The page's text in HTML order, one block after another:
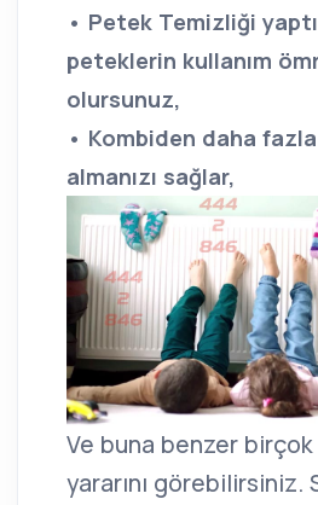
• Petek Temizliği
peteklerin kullanım
olursunuz,
• Kombiden daha
almanızı sağlar,
Ve buna benzer birçok
yararını görebilirsiniz.